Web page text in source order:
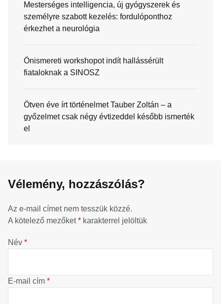
Mesterséges intelligencia, új gyógyszerek és
személyre szabott kezelés: fordulóponthoz
érkezhet a neurológia
Önismereti workshopot indít hallássérült
fiataloknak a SINOSZ
Ötven éve írt történelmet Tauber Zoltán – a
győzelmet csak négy évtizeddel később ismerték
el
Vélemény, hozzászólás?
Az e-mail címet nem tesszük közzé.
A kötelező mezőket* karakterrel jelöltük
Név *
E-mail cím *